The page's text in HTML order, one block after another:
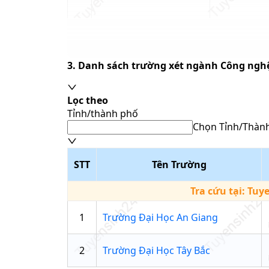
Ghi chú: Dữ liệu điểm chuẩn là xét tuyển bằng
3. Danh sách trường xét ngành Công
Lọc theo
Tỉnh/thành phố
Chọn Tỉnh/
Nhập tên tổ
Phương thức xét tuyển
Chọn phương
Trường học
Nhập tên
STT Tên Trường
Tra cứu tại:
1
Trường Đại Học An Giang
2 Trường Đại Học Tây Bắc